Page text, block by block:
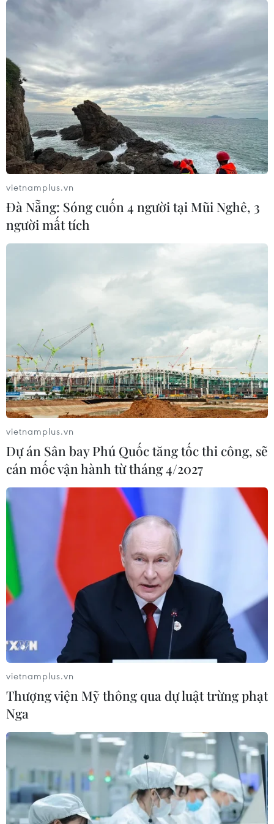
vietnamplus.vn
Đà Nẵng: Sóng cuốn 4 người tại Mũi Nghê, 3
người mất tích
vietnamplus.vn
Dự án Sân bay Phú Quốc tăng tốc thi công, sẽ
cán mốc vận hành từ tháng 4/2027
vietnamplus.vn
Thượng viện Mỹ thông qua dự luật trừng phạt
Nga